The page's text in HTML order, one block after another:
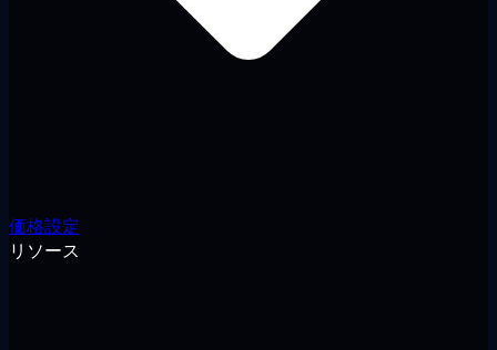
価格設定
リソース